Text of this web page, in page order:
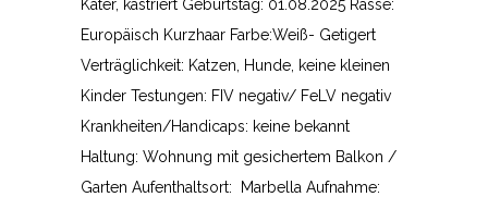
Kater, kastriert Geburtstag: 01.08.2025 Rasse:
Europäisch Kurzhaar Farbe:Weiß- Getigert
Verträglichkeit: Katzen, Hunde, keine kleinen
Kinder Testungen: FIV negativ/ FeLV negativ
Krankheiten/Handicaps: keine bekannt
Haltung: Wohnung mit gesichertem Balkon /
Garten Aufenthaltsort: Marbella Aufnahme: